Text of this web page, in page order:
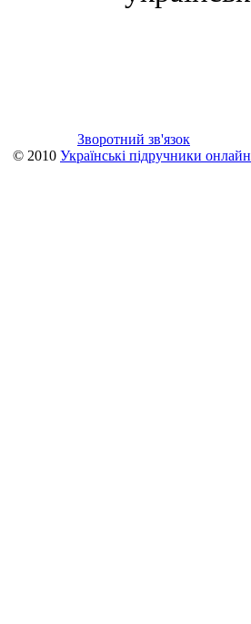
Зворотний зв'язок
© 2010 Українські підручники онлайн